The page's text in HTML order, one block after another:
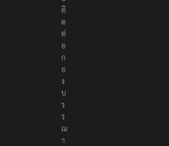
ติ
ด
ต่
อ
ก
อ
ง
บ
ร
ร
ณ
า